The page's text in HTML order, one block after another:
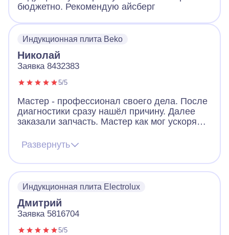
бюджетно. Рекомендую айсберг
Индукционная плита Beko
Николай
Заявка 8432383
5/5
Мастер - профессионал своего дела. После
диагностики сразу нашёл причину. Далее
заказали запчасть. Мастер как мог ускорял
запчасть, поставили, все работает. Видно,
что человек переживает за клиента. Ещё
дал ценные советы по использованию
посуды для плиты. Огромное спасибо!
Развернуть
Индукционная плита Electrolux
Дмитрий
Заявка 5816704
5/5